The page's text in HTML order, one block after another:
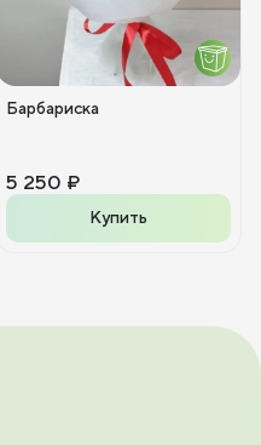
Барбариска
5 250 ₽
Купить